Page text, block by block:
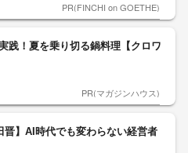
PR(FINCHI on GOETHE)
践！夏を乗り切る鍋料理【クロワ
PR(マガジンハウス)
晋】AI時代でも変わらない経営者